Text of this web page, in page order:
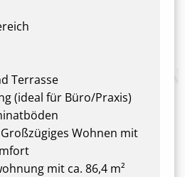
Terrasse
(ideal für Büro/Praxis)
Wohnen mit
mit ca. 86,4 m²